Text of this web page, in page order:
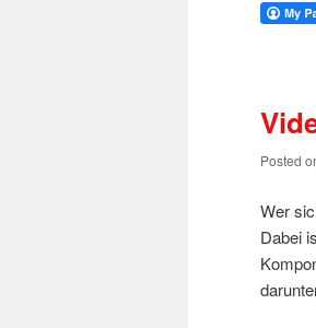
Posted
Wer
Dabei